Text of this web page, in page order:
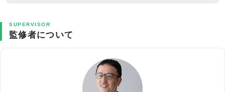
SUPERVISOR
監修者について